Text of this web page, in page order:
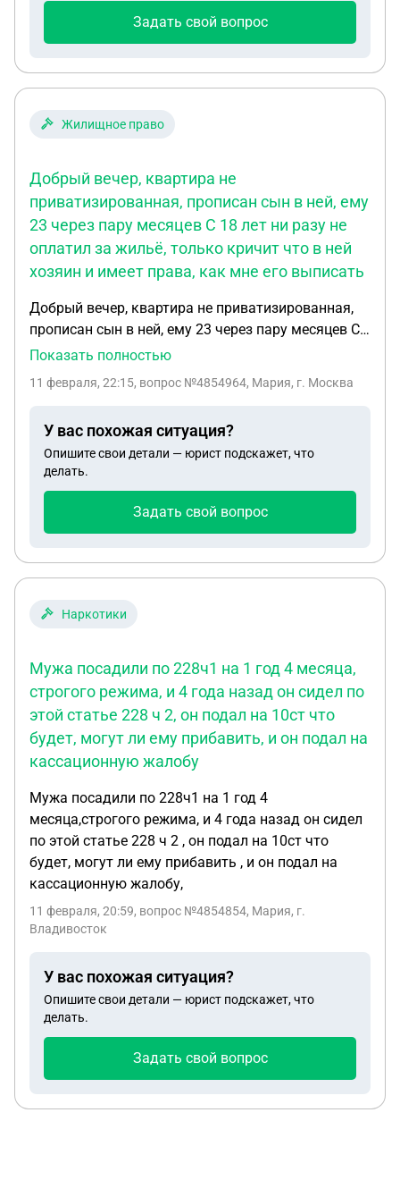
тоже не знаю так как живу совершенно в другом
городе. Вопрос может ли поставщик тепла
отопления? Должна ли я самостоятельно искать
5 лет они ни разу не объявились . Радиатор
ситуации чтобы не начислили огромный долг.
Задать свой вопрос
Жилищное право
Добрый вечер, квартира не
приватизированная, прописан сын в ней, ему
23 через пару месяцев С 18 лет ни разу не
оплатил за жильё, только кричит что в ней
хозяин и имеет права, как мне его выписать
Добрый вечер, квартира не приватизированная,
прописан сын в ней, ему 23 через пару месяцев С
18 лет ни разу не оплатил за жильё, только
его выписать
Показать полностью
11 февраля, 22:15, вопрос №4854964, Мария, г. Москва
У вас похожая ситуация?
Опишите свои детали — юрист подскажет, что
делать.
Задать свой вопрос
Наркотики
Мужа посадили по 228ч1 на 1 год 4 месяца,
строгого режима, и 4 года назад он сидел по
этой статье 228 ч 2, он подал на 10ст что
будет, могут ли ему прибавить, и он подал на
кассационную жалобу
Мужа посадили по 228ч1 на 1 год 4
месяца,строгого режима, и 4 года назад он сидел
по этой статье 228 ч 2 , он подал на 10ст что
будет, могут ли ему прибавить , и он подал на
кассационную жалобу,
11 февраля, 20:59, вопрос №4854854, Мария, г.
Владивосток
У вас похожая ситуация?
Опишите свои детали — юрист подскажет, что
делать.
Задать свой вопрос